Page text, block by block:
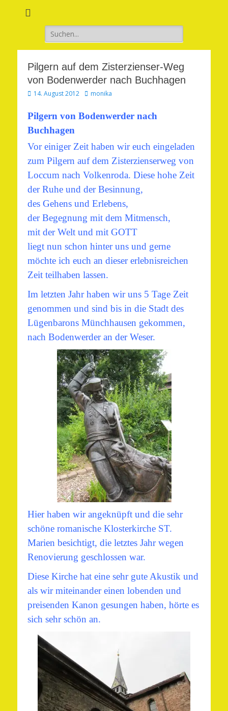
Suchen
nach:
Pilgern auf dem Zisterzienser-Weg
von Bodenwerder nach Buchhagen
Veröffentlicht
14. August 2012 Autor
monika
Pilgern von Bodenwerder nach
Buchhagen
Vor einiger Zeit haben wir euch eingeladen
zum Pilgern auf dem Zisterzienserweg von
Loccum nach Volkenroda. Diese hohe Zeit
der Ruhe und der Besinnung,
des Gehens und Erlebens,
der Begegnung mit dem Mitmensch,
mit der Welt und mit GOTT
liegt nun schon hinter uns und gerne
möchte ich euch an dieser erlebnisreichen
Zeit teilhaben lassen.
Im letzten Jahr haben wir uns 5 Tage Zeit
genommen und sind bis in die Stadt des
Lügenbarons Münchhausen gekommen,
nach Bodenwerder an der Weser.
Hier haben wir angeknüpft und die sehr
schöne romanische Klosterkirche ST.
Marien besichtigt, die letztes Jahr wegen
Renovierung geschlossen war.
Diese Kirche hat eine sehr gute Akustik und
als wir miteinander einen lobenden und
preisenden Kanon gesungen haben, hörte es
sich sehr schön an.